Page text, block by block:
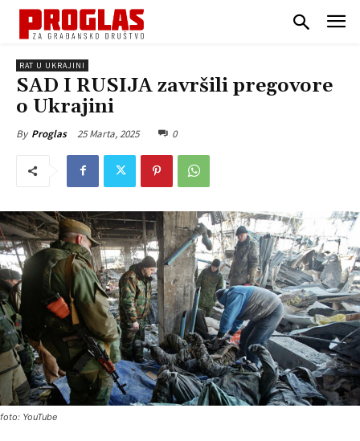
RAT U UKRAJINI
SAD I RUSIJA završili pregovore
o Ukrajini
By Proglas 25 Marta, 2025 0
foto: YouTube